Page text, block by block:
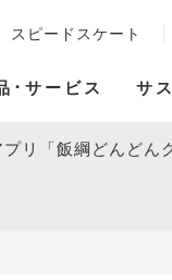
スピードスケート
･サービス サ
リ「飯綱どんどん